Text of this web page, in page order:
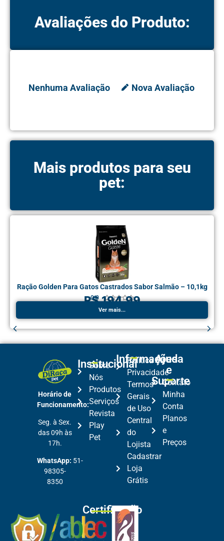
Avaliações do Produto:
Nenhuma Avaliação Nova Avaliação
Mais produtos para seu
pet:
Ração Golden Para Gatos Castrados Sabor Salmão – 10,1kg
0.0 
R$ 194,99
Ver mais...
Horário de
Funcionamento:
Seg. à Sex.
das 09h às
17h.
WhatsApp: 51-
98305-
8350
Institucional
Sobre
Nós
Produtos
Serviços
Revista
Play
Pet
Informações
Política de
Privacidade
Termos
Gerais
de Uso
Central
do
Lojista
Cadastrar
Loja
Grátis
Ajuda
e
Suporte
Contato
Minha
Conta
Planos
e
Preços
Certificação